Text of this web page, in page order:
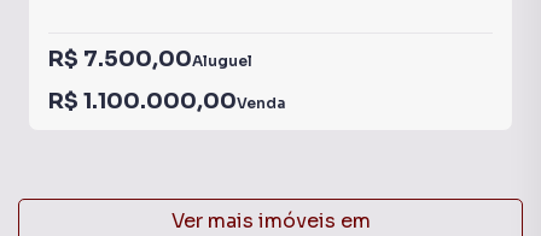
R$ 7.500,00Aluguel
R$ 1.100.000,00Venda
Ver mais imóveis em